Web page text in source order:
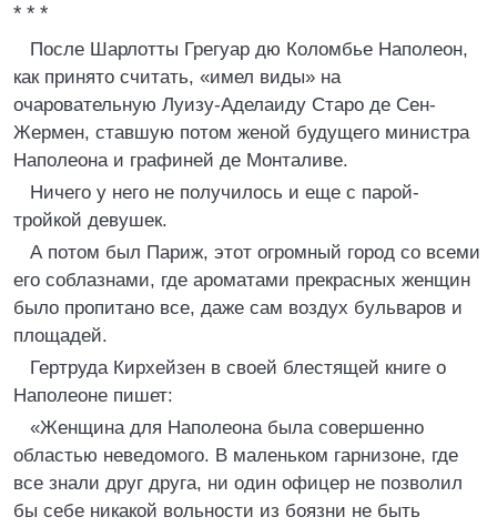
* * *
После Шарлотты Грегуар дю Коломбье Наполеон,
как принято считать, «имел виды» на
очаровательную Луизу-Аделаиду Старо де Сен-
Жермен, ставшую потом женой будущего министра
Наполеона и графиней де Монталиве.
Ничего у него не получилось и еще с парой-
тройкой девушек.
А потом был Париж, этот огромный город со всеми
его соблазнами, где ароматами прекрасных женщин
было пропитано все, даже сам воздух бульваров и
площадей.
Гертруда Кирхейзен в своей блестящей книге о
Наполеоне пишет:
«Женщина для Наполеона была совершенно
областью неведомого. В маленьком гарнизоне, где
все знали друг друга, ни один офицер не позволил
бы себе никакой вольности из боязни не быть